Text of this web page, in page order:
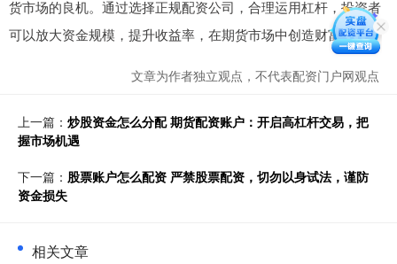
货市场的良机。通过选择正规配资公司，合理运用杠杆，投资者
可以放大资金规模，提升收益率，在期货市场中创造财富。
文章为作者独立观点，不代表配资门户网观点
上一篇： 炒股资金怎么分配 期货配资账户：开启高杠杆交易，把
握市场机遇
下一篇： 股票账户怎么配资 严禁股票配资，切勿以身试法，谨防
资金损失
相关文章